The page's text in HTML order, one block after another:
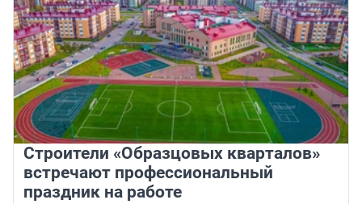
Строители «Образцовых кварталов»
встречают профессиональный
праздник на работе